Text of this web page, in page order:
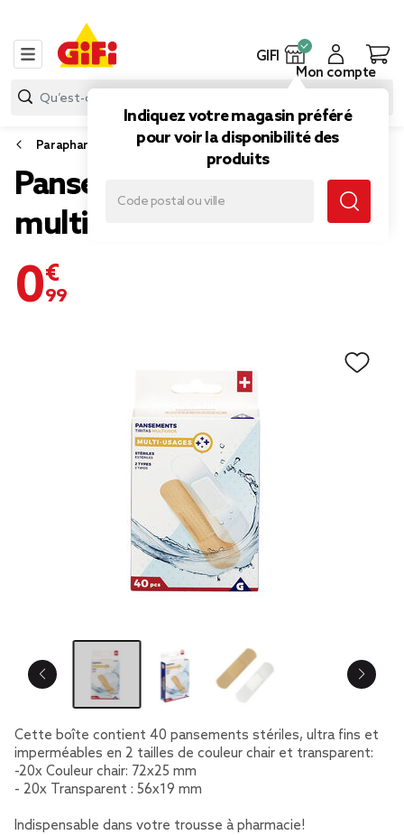
GIFI
Indiquez votre magasin préféré
pour voir la disponibilité des
produits
Mon compte
Parapharmacie
Pansement imperméable
multi usage x40
0,99 €
Cette boîte contient 40 pansements stériles, ultra fins et
imperméables en 2 tailles de couleur chair et transparent:
-20x Couleur chair: 72x25 mm
- 20x Transparent : 56x19 mm
Indispensable dans votre trousse à pharmacie!